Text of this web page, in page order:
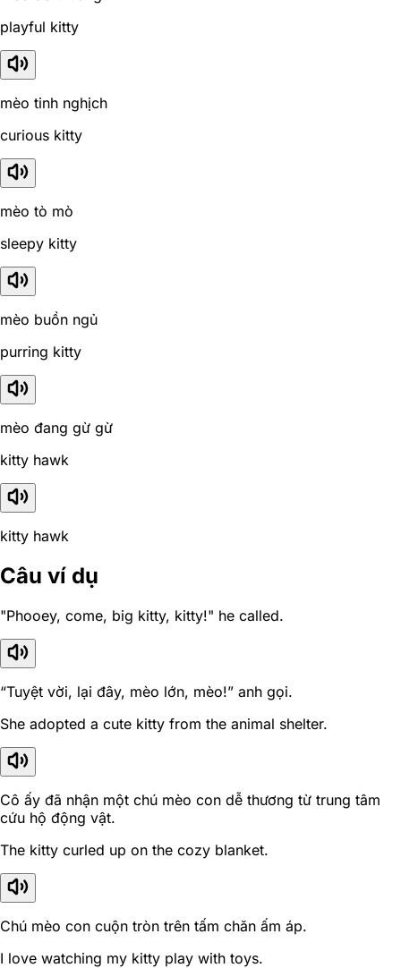
playful kitty
mèo tinh nghịch
curious kitty
mèo tò mò
sleepy kitty
mèo buồn ngủ
purring kitty
mèo đang gừ gừ
kitty hawk
kitty hawk
Câu ví dụ
"Phooey, come, big kitty, kitty!" he called.
“Tuyệt vời, lại đây, mèo lớn, mèo!” anh gọi.
She adopted a cute kitty from the animal shelter.
Cô ấy đã nhận một chú mèo con dễ thương từ trung tâm
cứu hộ động vật.
The kitty curled up on the cozy blanket.
Chú mèo con cuộn tròn trên tấm chăn ấm áp.
I love watching my kitty play with toys.